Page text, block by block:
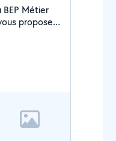
Métier
propose
de piano
du
2011 je
en 2011.